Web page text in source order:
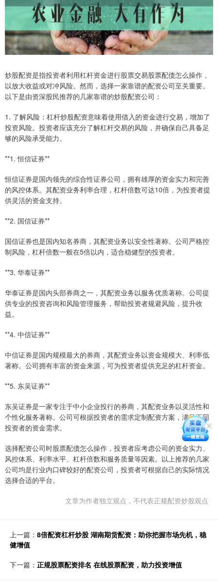
炒股配资是指投资者利用杠杆资金进行股票交易股票配债怎么操作，
以放大收益或对冲风险。然而，选择一家靠谱的配资公司至关重要。
以下是由资深股民推荐的几家靠谱的炒股配资公司：
1. 了解风险：杠杆炒股配资意味着使用借入的资金进行交易，增加了
投资风险。投资者应该充分了解杠杆交易的风险，并确保自己具备足
够的风险承受能力。
**1. 恒信证券**
恒信证券是国内领先的综合性证券公司，拥有雄厚的资金实力和完善
的风控体系。其配资业务利率合理，杠杆倍数可达10倍，为投资者提
供灵活的资金支持。
**2. 国信证券**
国信证券也是国内知名券商，其配资业务以安全性著称。公司严格控
制风险，杠杆倍数一般在5倍以内，适合稳健型的投资者。
**3. 华泰证券**
华泰证券是国内头部券商之一，其配资业务以服务优质著称。公司提
供专业的投资咨询和风险管理服务，帮助投资者规避风险，提升收
益。
**4. 中信证券**
中信证券是国内规模最大的券商，其配资业务以资金规模大、利率低
著称。公司拥有丰富的资金来源，可为投资者提供充足的杠杆资金。
**5. 东吴证券**
东吴证券是一家专注于中小企业投行的券商，其配资业务以灵活性和
个性化服务著称。公司可根据投资者的需求定制配资方案，满足不同
投资者的资金需求。
选择配资公司时股票配债怎么操作，投资者应考虑公司的资金实力、
风控体系、利率水平、杠杆倍数和服务质量等因素。以上推荐的几家
公司均是行业内口碑较好的配资公司，投资者可根据自己的实际情况
选择合适的平台。
文章为作者独立观点，不代表正规配资炒股观点
上一篇： 8倍配资杠杆炒股 湖南期货配资：助你把握市场先机，稳
健增值
下一篇： 正规股票配资排名 在线股票配资，助力投资增值